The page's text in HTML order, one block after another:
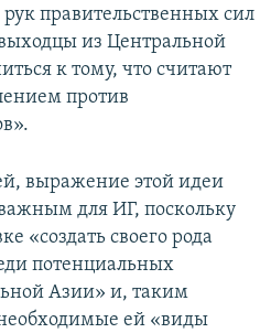
рук правительственных сил
из Центральной
к тому, что считают
против
выражение этой идеи
для ИГ, поскольку
«создать своего рода
потенциальных
Азии» и, таким
ей «виды